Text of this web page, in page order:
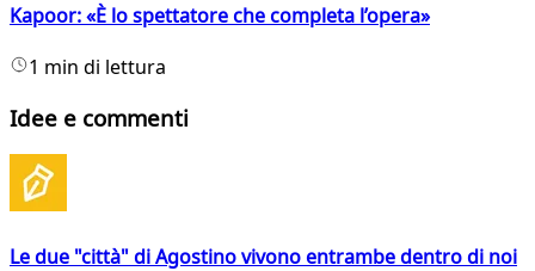
Kapoor: «È lo spettatore che completa l’opera»
1 min di lettura
Idee e commenti
Le due "città" di Agostino vivono entrambe dentro di noi